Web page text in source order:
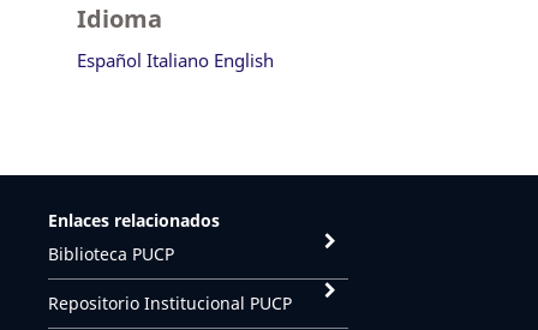
Idioma
Español Italiano English
Enlaces relacionados
Biblioteca PUCP
Repositorio Institucional PUCP